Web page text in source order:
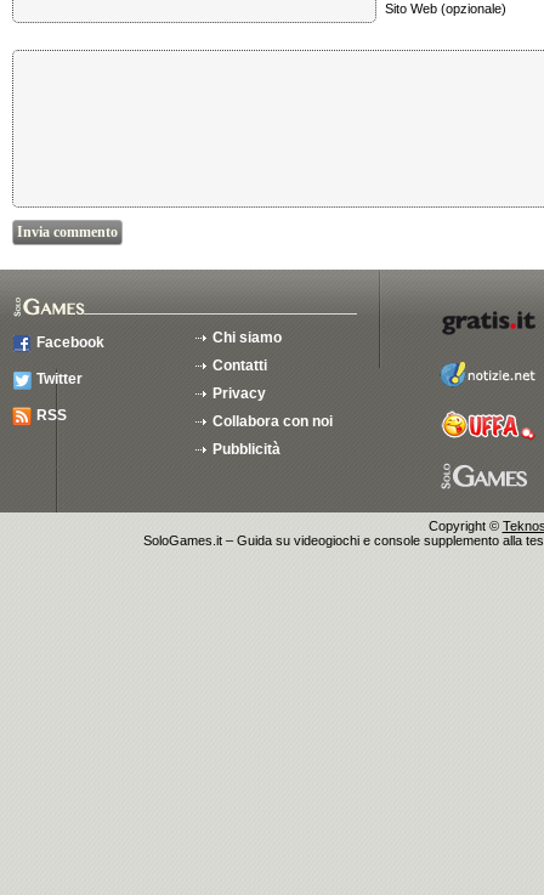
Sito Web (opzionale)
Facebook
Twitter
RSS
Chi siamo
Contatti
Privacy
Collabora con noi
Pubblicità
Copyright ©
SoloGames.it – Guida su videogiochi e console supplemento alla